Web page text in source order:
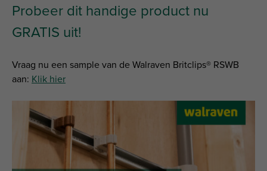
Probeer dit handige product nu
GRATIS uit!
Vraag nu een sample van de Walraven Britclips® RSWB
aan: Klik hier